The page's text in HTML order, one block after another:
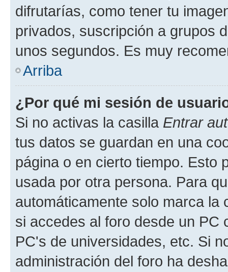
difrutarías, como tener tu
privados, suscripción a grupos
unos segundos. Es muy
Arriba
¿Por qué mi sesión de
Si no activas la casilla Entrar
tus datos se guardan en una
página o en cierto tiempo. Esto
usada por otra persona. Para
automáticamente solo marca la
si accedes al foro desde un PC
PC's de universidades, etc. Si
administración del foro ha